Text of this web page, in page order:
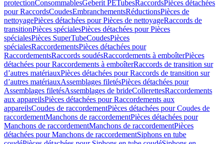
protectionConsommablesGeberit PETubesRaccordsPièces détachées
pour RaccordsCoudesEmbranchementsRéductionsPièces de
nettoyagePièces détachées pour Pièces de nettoyageRaccords de
transitionPièces spécialesPièces détachées pour Pièces
spécialesPièces SuperTubeCoudesPièces
spécialesRaccordementsPièces détachées pour
RaccordementsRaccords soudésRaccordements à emboîterPièces
détachées pour Raccordements à emboîterRaccords de transition sur
d’autres matériauxPièces détachées pour Raccords de transition sur
d’autres matériauxAssemblages filetésPièces détachées pour
Assemblages filetésAssemblages de brideCollerettesRaccordements
aux appareilsPièces détachées pour Raccordements aux
appareilsCoudes de raccordementPièces détachées pour Coudes de
raccordementManchons de raccordementPièces détachées pour
Manchons de raccordementManchons de raccordementPièces
détachées pour Manchons de raccordementSiphons en tube